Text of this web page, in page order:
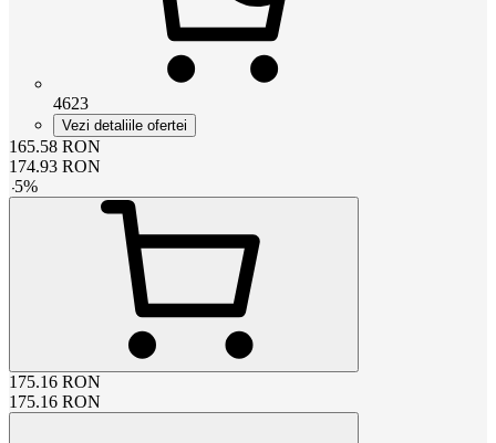
4623
Vezi detaliile ofertei
165.58 RON
174.93 RON
-5%
175.16 RON
175.16 RON